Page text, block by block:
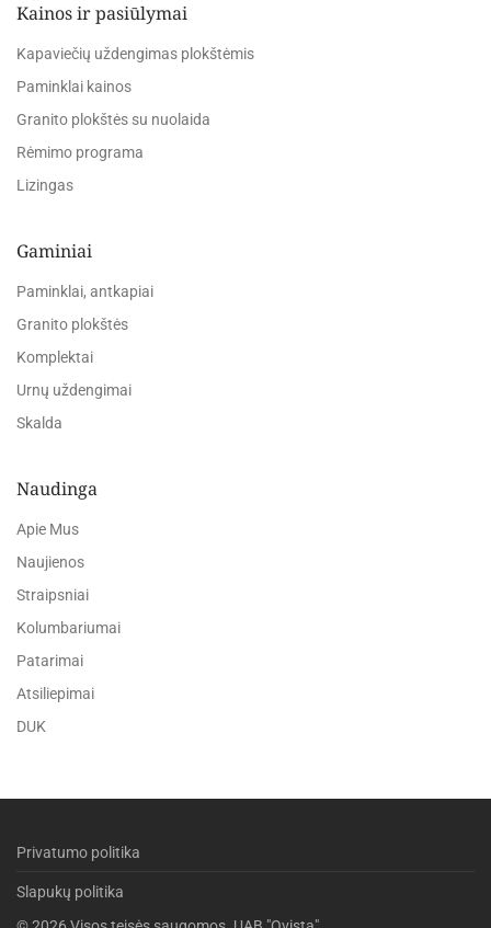
Kainos ir pasiūlymai
Kapaviečių uždengimas plokštėmis
Paminklai kainos
Granito plokštės su nuolaida
Rėmimo programa
Lizingas
Gaminiai
Paminklai, antkapiai
Granito plokštės
Komplektai
Urnų uždengimai
Skalda
Naudinga
Apie Mus
Naujienos
Straipsniai
Kolumbariumai
Patarimai
Atsiliepimai
DUK
Privatumo politika
Slapukų politika